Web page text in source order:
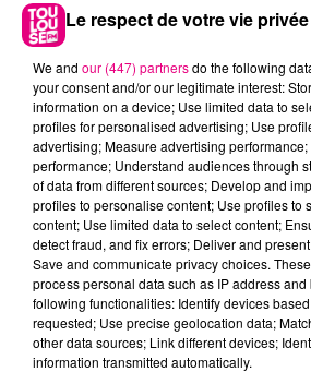
22 juillet 2026
Toulouse : circulation
secteur François Verdier...
Le respect de votre vie
We and our (447) partnersdo the following
your consent and/or our legitimate interest:
information on a device; Use limited data to
profiles for personalised advertising; Use
advertising; Measure advertising
performance; Understand audiences through
of data from different sources; Develop and
profiles to personalise content; Use profiles to
content; Use limited data to select content;
detect fraud, and fix errors; Deliver and
Save and communicate privacy choices.
process personal data such as IP address
following functionalities: Identify devices
requested; Use precise geolocation data;
other data sources; Link different devices;
information transmitted automatically.